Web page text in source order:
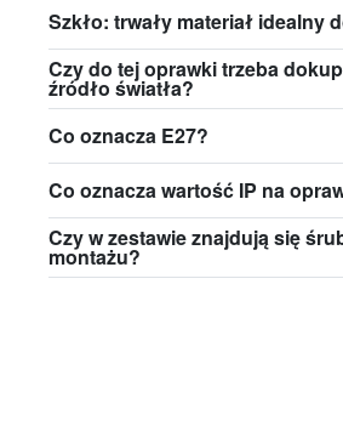
Szkło: trwały materiał idealny
Czy do tej oprawki trzeba
źródło światła?
Co oznacza E27?
Co oznacza wartość IP na
Czy w zestawie znajdują się
montażu?